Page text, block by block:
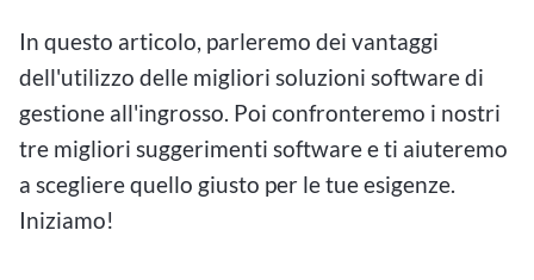
In questo articolo, parleremo dei vantaggi
dell'utilizzo delle migliori soluzioni software di
gestione all'ingrosso. Poi confronteremo i nostri
tre migliori suggerimenti software e ti aiuteremo
a scegliere quello giusto per le tue esigenze.
Iniziamo!